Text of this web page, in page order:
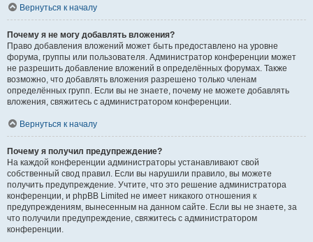
Вернуться к началу
Почему я не могу добавлять вложения?
Право добавления вложений может быть предоставлено на уровне
форума, группы или пользователя. Администратор конференции может
не разрешить добавление вложений в определённых форумах. Также
возможно, что добавлять вложения разрешено только членам
определённых групп. Если вы не знаете, почему не можете добавлять
вложения, свяжитесь с администратором конференции.
Вернуться к началу
Почему я получил предупреждение?
На каждой конференции администраторы устанавливают свой
собственный свод правил. Если вы нарушили правило, вы можете
получить предупреждение. Учтите, что это решение администратора
конференции, и phpBB Limited не имеет никакого отношения к
предупреждениям, вынесенным на данном сайте. Если вы не знаете, за
что получили предупреждение, свяжитесь с администратором
конференции.